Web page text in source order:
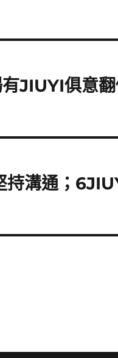
JIUYI俱意
溝通；